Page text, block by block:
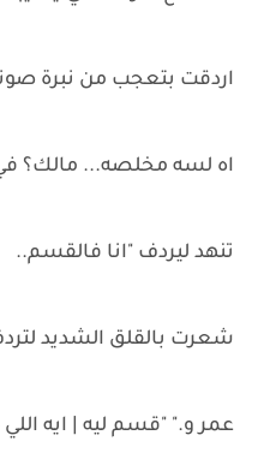
اردقت بتعجب من نبرة
اه لسه مخلصه... مالك؟
تنهد ليردف "انا فالقسم..
شعرت بالقلق الشديد
عمر و." "قسم ليه | ايه